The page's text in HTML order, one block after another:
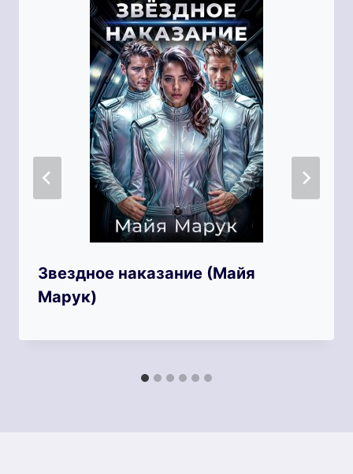
Звездное наказание (Майя
Марук)